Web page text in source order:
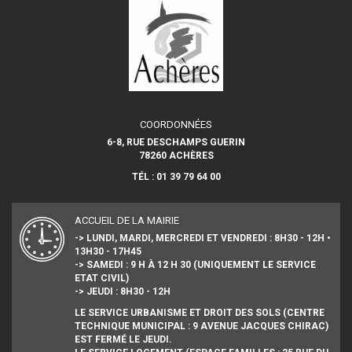
COORDONNÉES
6-8, RUE DESCHAMPS GUERIN
78260 ACHÈRES
TÉL : 01 39 79 64 00
ACCUEIL DE LA MAIRIE
-> LUNDI, MARDI, MERCREDI ET VENDREDI : 8H30 - 12H •
13H30 - 17H45
-> SAMEDI : 9 H À 12 H 30 (UNIQUEMENT LE SERVICE
ETAT CIVIL)
-> JEUDI : 8H30 - 12H
LE SERVICE URBANISME ET DROIT DES SOLS (CENTRE
TECHNIQUE MUNICIPAL : 9 AVENUE JACQUES CHIRAC)
EST FERMÉ LE JEUDI.